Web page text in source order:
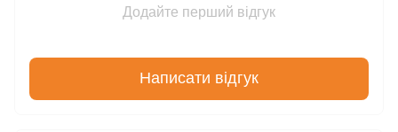
Додайте перший відгук
Написати відгук